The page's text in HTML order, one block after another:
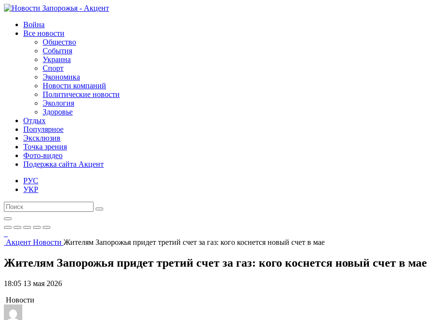
Война
Все новости
Общество
События
Украина
Спорт
Экономика
Новости компаний
Политические новости
Экология
Здоровье
Отдых
Популярное
Эксклюзив
Точка зрения
Фото-видео
Подержка сайта Акцент
РУС
УКР
Акцент Новости Жителям Запорожья придет третий счет за газ: кого коснется новый счет в мае
Жителям Запорожья придет третий счет за газ: кого коснется новый счет в мае
18:05 13 мая 2026
Новости